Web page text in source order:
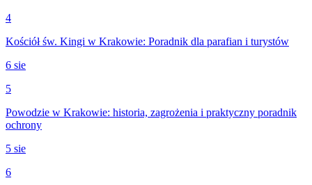
4
Kościół św. Kingi w Krakowie: Poradnik dla parafian i turystów
6 sie
5
Powodzie w Krakowie: historia, zagrożenia i praktyczny poradnik
ochrony
5 sie
6